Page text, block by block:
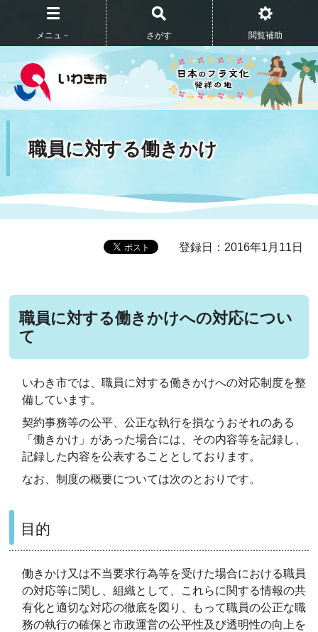
メニュ－ さがす 閲覧補助
職員に対する働きかけ
登録日：2016年1月11日
職員に対する働きかけへの対応につい
て
いわき市では、職員に対する働きかけへの対応制度を整
備しています。
契約事務等の公平、公正な執行を損なうおそれのある
「働きかけ」があった場合には、その内容等を記録し、
記録した内容を公表することとしております。
なお、制度の概要については次のとおりです。
目的
働きかけ又は不当要求行為等を受けた場合における職員
の対応等に関し、組織として、これらに関する情報の共
有化と適切な対応の徹底を図り、もって職員の公正な職
務の執行の確保と市政運営の公平性及び透明性の向上を